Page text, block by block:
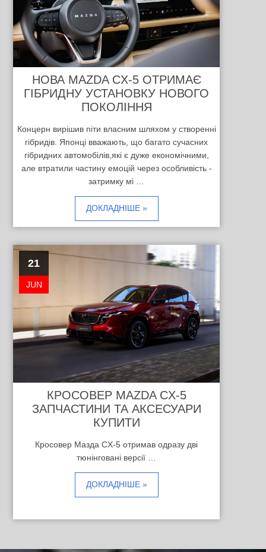
НОВА MAZDA CX-5 ОТРИМАЄ
ГІБРИДНУ УСТАНОВКУ НОВОГО
ПОКОЛІННЯ
Концерн вирішив піти власним шляхом у створенні
гібридів. Японці вважають, що багато сучасних
гібридних автомобілів,які є дуже економічними,
але втратили частину емоцій через особливість -
затримку мі …
ДОКЛАДНІШЕ »
21
JUN
КРОСОВЕР MAZDA CX-5
ЗАПЧАСТИНИ ТА АКСЕСУАРИ
КУПИТИ
Кросовер Мазда CX-5 отримав одразу дві
тюнінговані версії …
ДОКЛАДНІШЕ »